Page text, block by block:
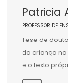
Patricia
PROFESSOR DE
Tese de
da criança na
e o texto